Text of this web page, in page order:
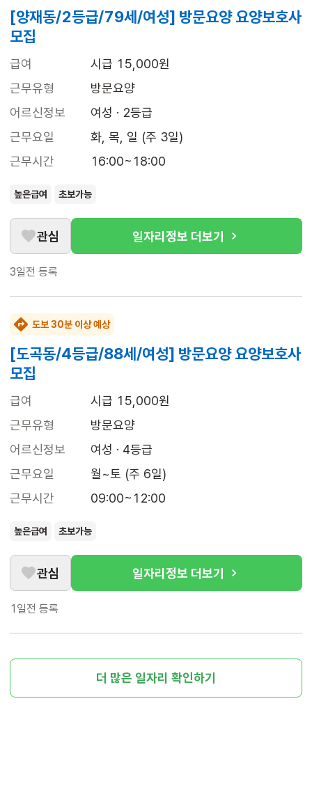
[양재동/2등급/79세/여성] 방문요양 요양보호사
모집
급여
시급 15,000원
근무유형
방문요양
어르신정보
여성 · 2등급
근무요일
화, 목, 일 (주 3일)
근무시간
16:00~18:00
높은급여 초보가능
관심 일자리정보 더보기
3일전 등록
도보 30분 이상 예상
[도곡동/4등급/88세/여성] 방문요양 요양보호사
모집
급여
시급 15,000원
근무유형
방문요양
어르신정보
여성 · 4등급
근무요일
월~토 (주 6일)
근무시간
09:00~12:00
높은급여 초보가능
관심 일자리정보 더보기
1일전 등록
더 많은 일자리 확인하기